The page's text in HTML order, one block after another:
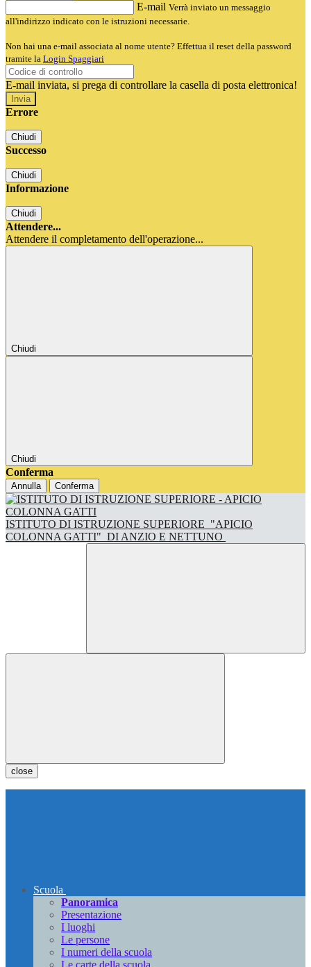
E-mail Verrà inviato un messaggio
all'indirizzo indicato con le istruzioni necessarie.
Non hai una e-mail associata al nome utente? Effettua il reset della password
tramite la Login Spaggiari
E-mail inviata, si prega di controllare la casella di posta elettronica!
Errore
Chiudi
Successo
Chiudi
Informazione
Chiudi
Attendere...
Attendere il completamento dell'operazione...
Chiudi
Chiudi
Conferma
Annulla Conferma
ISTITUTO DI ISTRUZIONE SUPERIORE "APICIO
COLONNA GATTI" DI ANZIO E NETTUNO
close
Scuola
Panoramica
Presentazione
I luoghi
Le persone
I numeri della scuola